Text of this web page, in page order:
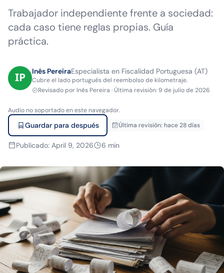
Trabajador independiente frente a sociedad:
cada caso tiene reglas propias. Guía
práctica.
Inês PereiraEspecialista en Fiscalidad Portuguesa (AT)
Cubre el lado portugués del reembolso de kilometraje.
Revisado por Inês Pereira ·Última revisión:9 de julio de 2026
Audio no soportado en este navegador.
Guardar para después Última revisión: hace 28 días
Publicado: April 9, 2026 6 min